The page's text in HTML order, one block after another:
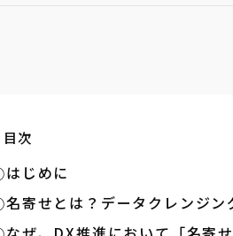
目次
はじめに
名寄せとは？データクレンジン